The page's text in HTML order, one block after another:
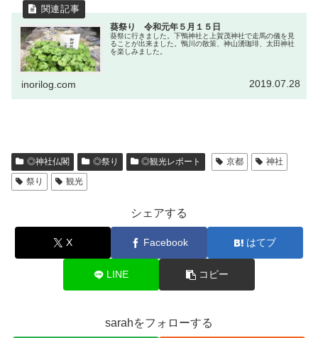
葵祭り 令和元年５月１５日
葵祭に行きました。下鴨神社と上賀茂神社で走馬の儀を見
ることが出来ました。鴨川の散策、神山湧珈琲、太田神社
を楽しみました。
inorilog.com 2019.07.28
◎神社仏閣 ◎祭り ◎観光レポート 京都
神社
祭り
観光
シェアする
X Facebook はてブ
LINE コピー
sarahをフォローする